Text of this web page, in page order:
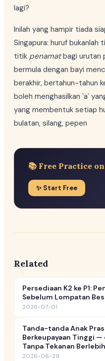
lagi?
Inilah yang hampir tiada
Singapura: huruf bukanlah
titik penamatbagi urutan
bermula dengan bayi
berakhir, bertahun-tahun
boleh menghasilkan `a`
yang membentuk setiap
bulatan, silang, pepen
📚 Free Practice
✨ Start Free
Related
Persediaan K2 ke P1:
Sebelum Lompatan
2026-07-01
Tanda-tanda Anak
Berkeupayaan Tinggi —
Tanpa Tekanan
2026-06-29